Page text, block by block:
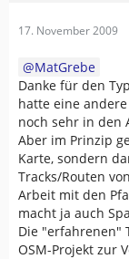
17. November 2009
MatGrebe
Danke für den
hatte eine
noch sehr in den
Aber im Prinzip
Karte, sondern
Tracks/Routen
Arbeit mit den
macht ja auch
Die "erfahrenen"
OSM-Projekt zur